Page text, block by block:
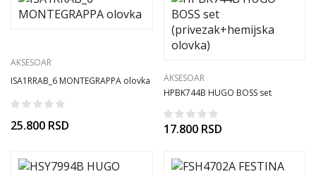
AKSESOAR
ISA1RRAB_6 MONTEGRAPPA olovka
25.800 RSD
AKSESOAR
HPBK744B HUGO BOSS set
17.800 RSD